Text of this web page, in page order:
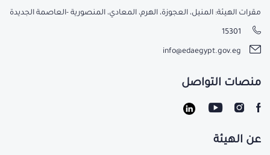
عن الهيئة
مقرات الهيئة: المنيل، العجوزة، الهرم، المعادي، المنصورية -العاصمة الجديدة
15301
info@edaegypt.gov.eg
منصات التواصل